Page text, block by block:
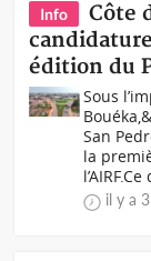
Info
Côte
édition du
Sous
San
la
il y a